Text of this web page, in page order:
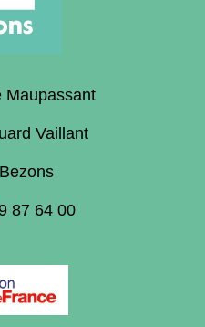
Maupassant
Vaillant
87 64 00